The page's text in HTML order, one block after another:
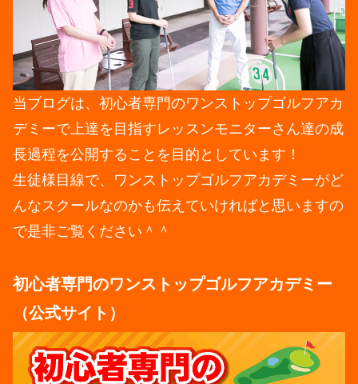
当ブログは、初心者専門のワンストップゴルフアカ
デミーで上達を目指すレッスンモニターさん達の成
長過程を公開することを目的としています！
生徒様目線で、ワンストップゴルフアカデミーがど
んなスクールなのかも伝えていければと思いますの
で是非ご覧ください＾＾
初心者専門のワンストップゴルフアカデミー
（公式サイト）